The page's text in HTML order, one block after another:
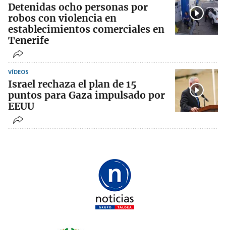
Detenidas ocho personas por
robos con violencia en
establecimientos comerciales en
Tenerife
VÍDEOS
Israel rechaza el plan de 15
puntos para Gaza impulsado por
EEUU